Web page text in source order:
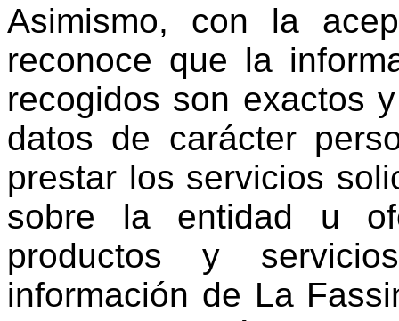
Asimismo, con la
reconoce que la
recogidos son exactos
datos de carácter
prestar los servicios
sobre la entidad u
productos y
información de La